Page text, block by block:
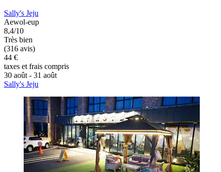
Sally's Jeju
Aewol-eup
8,4/10
Très bien
(316 avis)
44 €
taxes et frais compris
30 août - 31 août
Sally's Jeju